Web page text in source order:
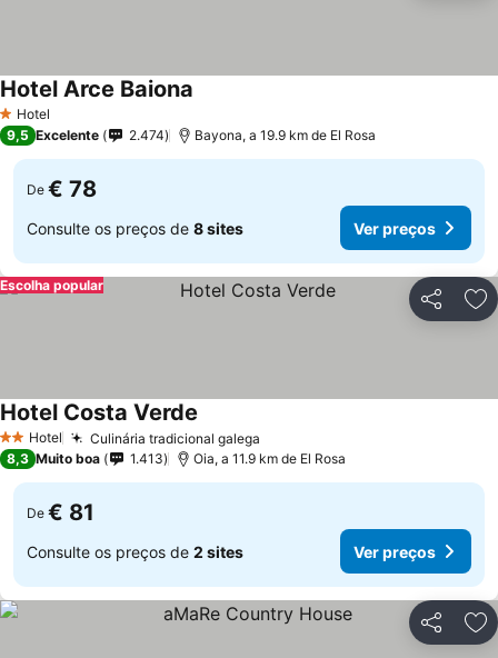
1 Estrelas
Hotel
Hotel Arce Baiona
9,5 Excelente 2.474 Bayona, a 19.9 km de El Rosa
De € 78
Consulte os preços de 8 sites Ver preços
Partilhar
Escolha popular
2 Estrelas
Hotel Culinária tradicional galega
Hotel Costa Verde
8,3 Muito boa 1.413 Oia, a 11.9 km de El Rosa
De € 81
Consulte os preços de 2 sites Ver preços
Partilhar